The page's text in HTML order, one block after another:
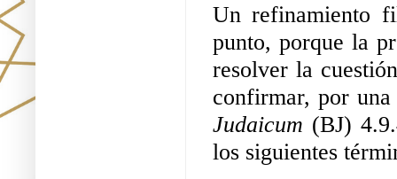
Un refinamiento
punto, porque la
resolver la
confirmar, por
Judaicum (BJ)
los siguientes